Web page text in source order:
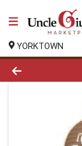
YORKTOWN
Product